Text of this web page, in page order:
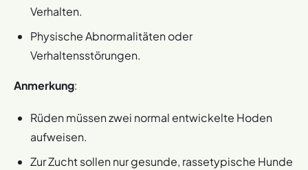
Verhalten.
Physische Abnormalitäten oder
Verhaltensstörungen.
Anmerkung:
Rüden müssen zwei normal entwickelte Hoden
aufweisen.
Zur Zucht sollen nur gesunde, rassetypische Hunde